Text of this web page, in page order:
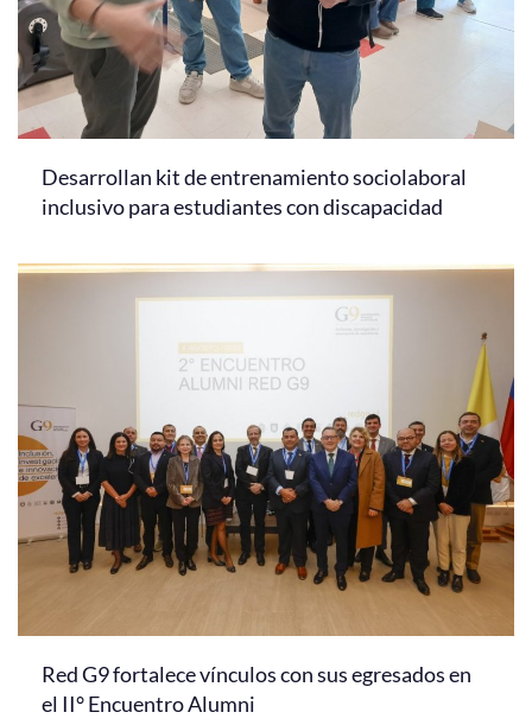
Desarrollan kit de entrenamiento sociolaboral
inclusivo para estudiantes con discapacidad
Red G9 fortalece vínculos con sus egresados en
el II° Encuentro Alumni